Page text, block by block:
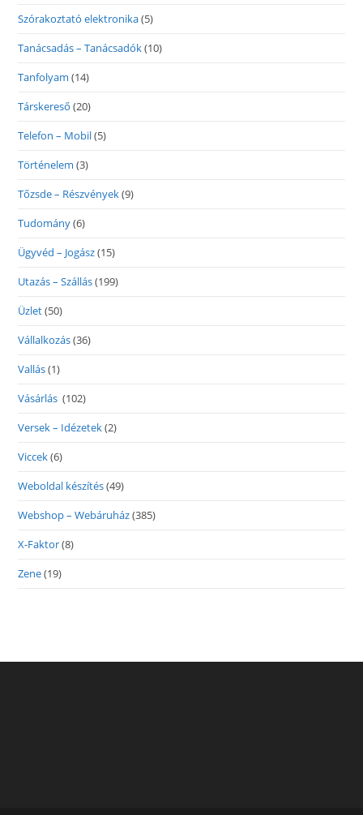
Szórakoztató elektronika(5)
Tanácsadás – Tanácsadók(10)
Tanfolyam (14)
Társkereső (20)
Telefon – Mobil(5)
Történelem (3)
Tőzsde – Részvények(9)
Tudomány(6)
Ügyvéd – Jogász(15)
Utazás – Szállás(199)
Üzlet(50)
Vállalkozás(36)
Vallás(1)
Vásárlás (102)
Versek – Idézetek(2)
Viccek(6)
Weboldal készítés(49)
Webshop – Webáruház(385)
X-Faktor(8)
Zene(19)